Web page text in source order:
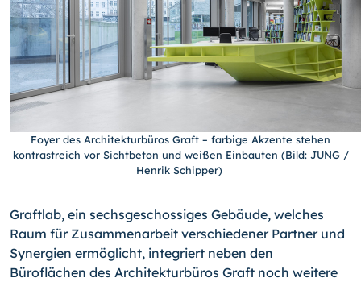
Foyer des Architekturbüros Graft – farbige Akzente stehen
kontrastreich vor Sichtbeton und weißen Einbauten (Bild: JUNG /
Henrik Schipper)
Graftlab, ein sechsgeschossiges Gebäude, welches
Raum für Zusammenarbeit verschiedener Partner und
Synergien ermöglicht, integriert neben den
Büroflächen des Architekturbüros Graft noch weitere